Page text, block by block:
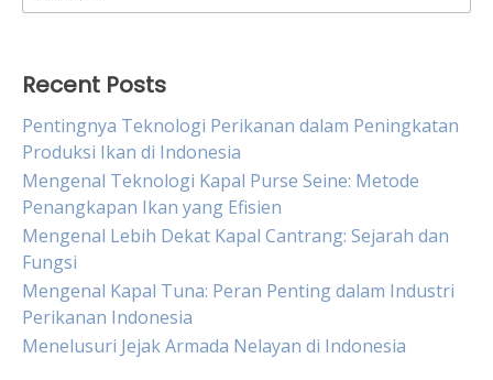
for:
Recent Posts
Pentingnya Teknologi Perikanan dalam Peningkatan
Produksi Ikan di Indonesia
Mengenal Teknologi Kapal Purse Seine: Metode
Penangkapan Ikan yang Efisien
Mengenal Lebih Dekat Kapal Cantrang: Sejarah dan
Fungsi
Mengenal Kapal Tuna: Peran Penting dalam Industri
Perikanan Indonesia
Menelusuri Jejak Armada Nelayan di Indonesia